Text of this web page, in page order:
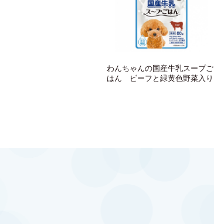
わんちゃんの国産牛乳スープご
はん ビーフと緑黄色野菜入り